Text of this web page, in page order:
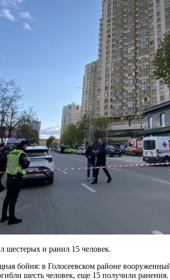
шестерых и ранил 15 человек.
бойня: в Голосеевском районе
шесть человек, еще 15 получили